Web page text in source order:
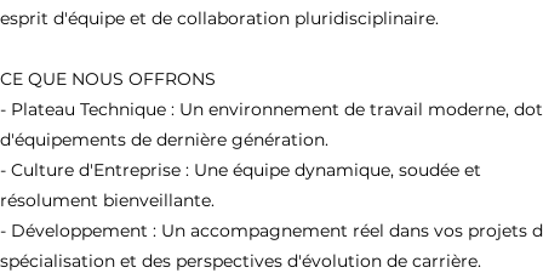
esprit d'équipe et de collaboration pluridisciplinaire.
CE QUE NOUS OFFRONS
- Plateau Technique : Un environnement de travail moderne,
d'équipements de dernière génération.
- Culture d'Entreprise : Une équipe dynamique, soudée et
résolument bienveillante.
- Développement : Un accompagnement réel dans vos projets
spécialisation et des perspectives d'évolution de carrière.